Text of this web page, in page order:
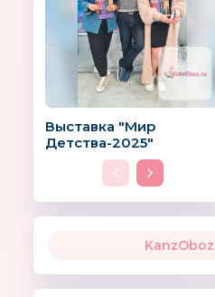
Выставка "Мир
Детства-2025"